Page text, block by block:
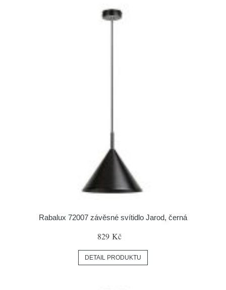
Rabalux 72007 závěsné svítidlo Jarod, černá
829 Kč
DETAIL PRODUKTU